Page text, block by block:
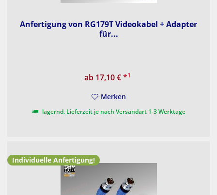
Anfertigung von RG179T Videokabel + Adapter
für...
ab 17,10 €*1
Merken
lagernd. Lieferzeit je nach Versandart 1-3 Werktage
Individuelle Anfertigung!